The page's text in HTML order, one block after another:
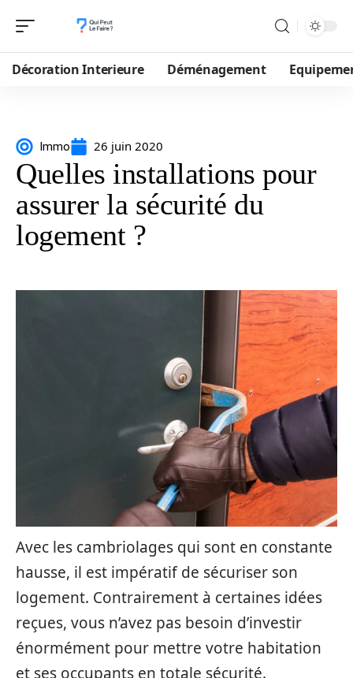
Décoration Interieure Déménagement
Immo 26 juin 2020
Quelles installations pour
assurer la sécurité du
logement ?
Avec les cambriolages qui sont en constante
hausse, il est impératif de sécuriser son
logement. Contrairement à certaines idées
reçues, vous n’avez pas besoin d’investir
énormément pour mettre votre habitation
et ses occupants en totale sécurité.